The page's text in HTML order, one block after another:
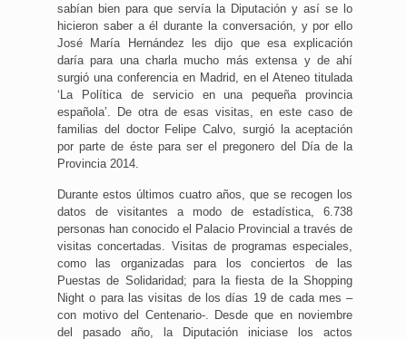
sabían bien para que servía la Diputación y así se lo
hicieron saber a él durante la conversación, y por ello
José María Hernández les dijo que esa explicación
daría para una charla mucho más extensa y de ahí
surgió una conferencia en Madrid, en el Ateneo titulada
‘La Política de servicio en una pequeña provincia
española’. De otra de esas visitas, en este caso de
familias del doctor Felipe Calvo, surgió la aceptación
por parte de éste para ser el pregonero del Día de la
Provincia 2014.
Durante estos últimos cuatro años, que se recogen los
datos de visitantes a modo de estadística, 6.738
personas han conocido el Palacio Provincial a través de
visitas concertadas. Visitas de programas especiales,
como las organizadas para los conciertos de las
Puestas de Solidaridad; para la fiesta de la Shopping
Night o para las visitas de los días 19 de cada mes –
con motivo del Centenario-. Desde que en noviembre
del pasado año, la Diputación iniciase los actos